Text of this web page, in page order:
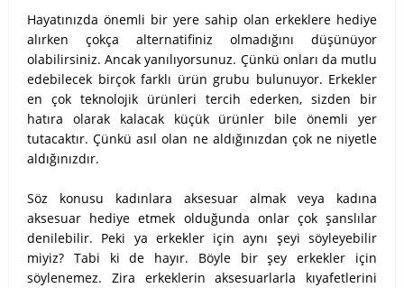
Hayatınızda önemli bir yere sahip olan erkeklere hediye
alırken çokça alternatifiniz olmadığını düşünüyor
olabilirsiniz. Ancak yanılıyorsunuz. Çünkü onları da mutlu
edebilecek birçok farklı ürün grubu bulunuyor. Erkekler
en çok teknolojik ürünleri tercih ederken, sizden bir
hatıra olarak kalacak küçük ürünler bile önemli yer
tutacaktır. Çünkü asıl olan ne aldığınızdan çok ne niyetle
aldığınızdır.
Söz konusu kadınlara aksesuar almak veya kadına
aksesuar hediye etmek olduğunda onlar çok şanslılar
denilebilir. Peki ya erkekler için aynı şeyi söyleyebilir
miyiz? Tabi ki de hayır. Böyle bir şey erkekler için
söylenemez. Zira erkeklerin aksesuarlarla kıyafetlerini